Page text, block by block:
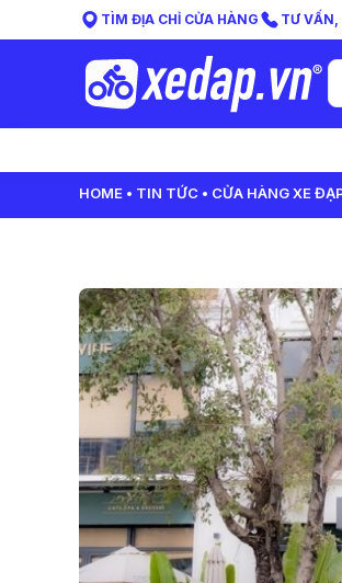
TÌM ĐỊA CHỈ CỬA HÀNG TƯ
HOME TIN TỨC CỬA HÀNG XE